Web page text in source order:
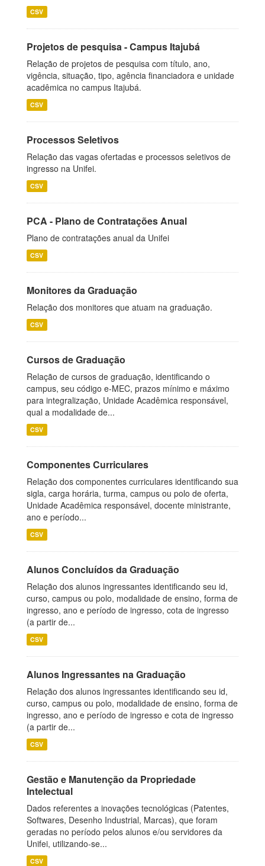
CSV
Projetos de pesquisa - Campus Itajubá
Relação de projetos de pesquisa com título, ano,
vigência, situação, tipo, agência financiadora e unidade
acadêmica no campus Itajubá.
CSV
Processos Seletivos
Relação das vagas ofertadas e processos seletivos de
ingresso na Unifei.
CSV
PCA - Plano de Contratações Anual
Plano de contratações anual da Unifei
CSV
Monitores da Graduação
Relação dos monitores que atuam na graduação.
CSV
Cursos de Graduação
Relação de cursos de graduação, identificando o
campus, seu código e-MEC, prazos mínimo e máximo
para integralização, Unidade Acadêmica responsável,
qual a modalidade de...
CSV
Componentes Curriculares
Relação dos componentes curriculares identificando sua
sigla, carga horária, turma, campus ou polo de oferta,
Unidade Acadêmica responsável, docente ministrante,
ano e período...
CSV
Alunos Concluídos da Graduação
Relação dos alunos ingressantes identificando seu id,
curso, campus ou polo, modalidade de ensino, forma de
ingresso, ano e período de ingresso, cota de ingresso
(a partir de...
CSV
Alunos Ingressantes na Graduação
Relação dos alunos ingressantes identificando seu id,
curso, campus ou polo, modalidade de ensino, forma de
ingresso, ano e período de ingresso e cota de ingresso
(a partir de...
CSV
Gestão e Manutenção da Propriedade
Intelectual
Dados referentes a inovações tecnológicas (Patentes,
Softwares, Desenho Industrial, Marcas), que foram
geradas no período pelos alunos e/ou servidores da
Unifei, utilizando-se...
CSV